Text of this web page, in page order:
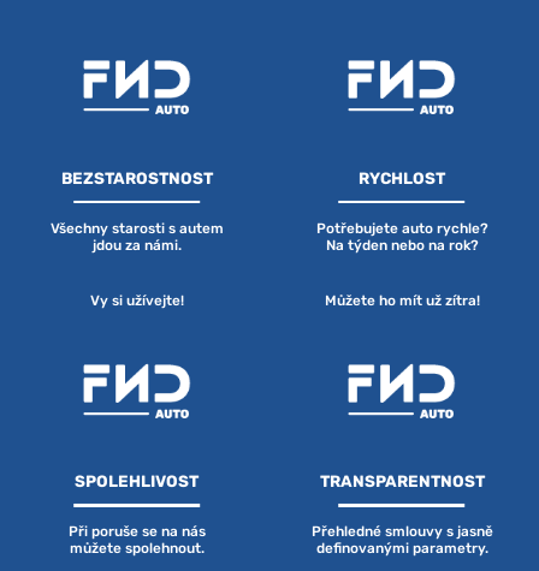
BEZSTAROSTNOST
Všechny starosti s autem
jdou za námi.
Vy si užívejte!
RYCHLOST
Potřebujete auto rychle?
Na týden nebo na rok?
Můžete ho mít už zítra!
SPOLEHLIVOST
Při poruše se na nás
můžete spolehnout.
TRANSPARENTNOST
Přehledné smlouvy s jasně
definovanými parametry.